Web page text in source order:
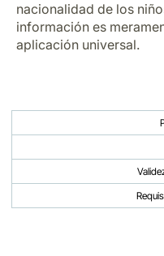
nacionalidad de los
información es
aplicación universal.